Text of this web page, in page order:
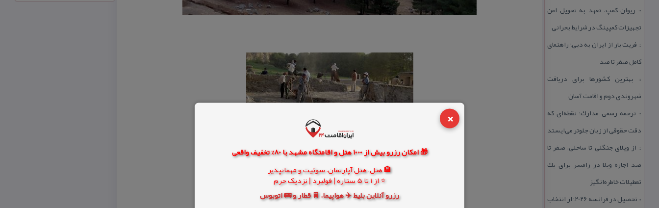
×
🎁 امکان رزرو بیش از 1000 هتل و اقامتگاه مشهد با 80% تخفیف واقعی
🏨 هتل، هتل آپارتمان، سوئیت و مهمانپذیر
⭐ از 1 تا 5 ستاره | فولبرد | نزدیک حرم
رزرو آنلاین بلیط ✈️ هواپیما، 🚆 قطار و 🚌 اتوبوس
:: ریوان كمپ، تعهد به تحویل امن
تجهیزات كمپینگ در شرایط بحرانی
:: فریت بار از ایران به دبی؛ راهنمای
كامل صفر تا صد
:: بهترین كشورها برای دریافت
شهروندی دوم و اقامت آسان
:: ترجمه رسمی مدارك؛ نقطه‌ای كه
دقت حقوقی از زبان جلوتر می‌ایستد
:: از ویلای جنگلی تا ساحلی، صفر تا
صد اجاره ویلا در رامسر برای یك
تعطیلات خاطره‌انگیز
::
تحصیل در فرانسه 2026؛ از انتخاب